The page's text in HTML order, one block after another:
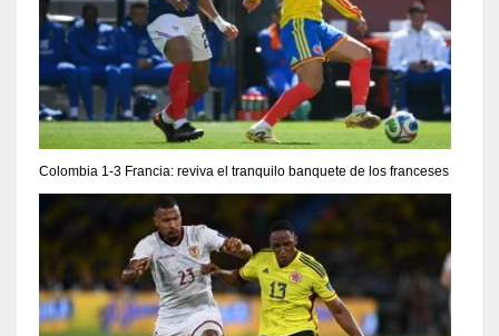
Colombia 1-3 Francia: reviva el tranquilo banquete de los franceses